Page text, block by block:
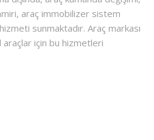
araç immobilizer sistem
sunmaktadır. Araç markası
için bu hizmetleri